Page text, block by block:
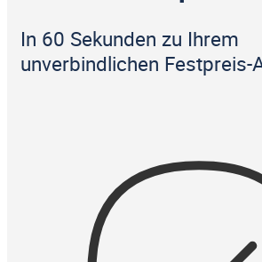
In 60 Sekunden zu Ihrem
unverbindlichen Festpreis-